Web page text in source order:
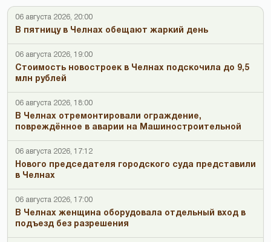
06 августа 2026, 20:00
В пятницу в Челнах обещают жаркий день
06 августа 2026, 19:00
Стоимость новостроек в Челнах подскочила до 9,5
млн рублей
06 августа 2026, 18:00
В Челнах отремонтировали ограждение,
повреждённое в аварии на Машиностроительной
06 августа 2026, 17:12
Нового председателя городского суда представили
в Челнах
06 августа 2026, 17:00
В Челнах женщина оборудовала отдельный вход в
подъезд без разрешения